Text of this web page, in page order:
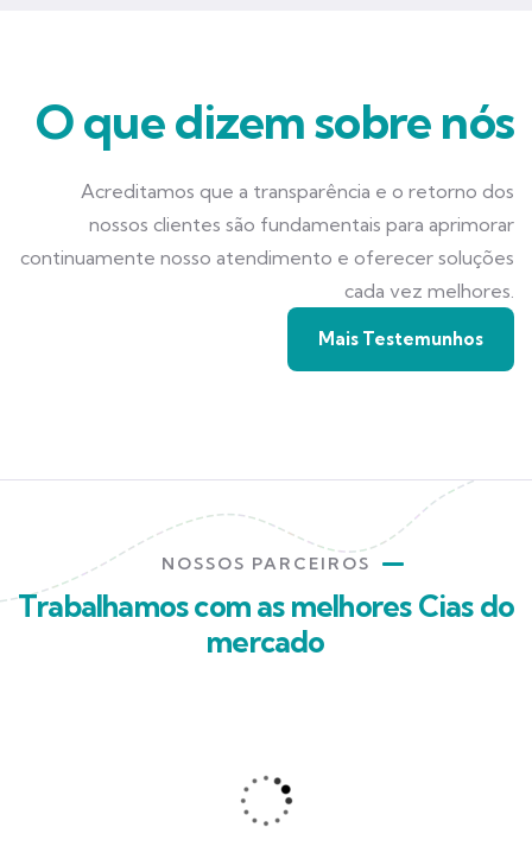
O que dizem sobre nós
Acreditamos que a transparência e o retorno dos
nossos clientes são fundamentais para aprimorar
continuamente nosso atendimento e oferecer soluções
cada vez melhores.
Mais Testemunhos
NOSSOS PARCEIROS
Trabalhamos com as melhores Cias do
mercado